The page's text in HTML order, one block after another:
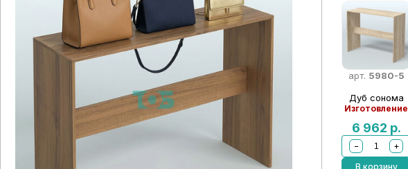
арт. 5980-5
Дуб сонома
Изготовление
6 962 р.
−
+
В корзину